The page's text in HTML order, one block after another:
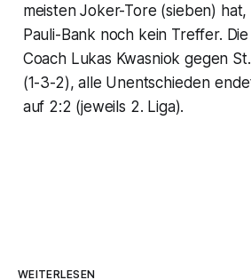
meisten Joker-Tore (sieben)
Pauli-Bank noch kein Treffer.
Coach Lukas Kwasniok gegen
(1-3-2), alle Unentschieden
auf 2:2 (jeweils 2. Liga).
WEITERLESEN